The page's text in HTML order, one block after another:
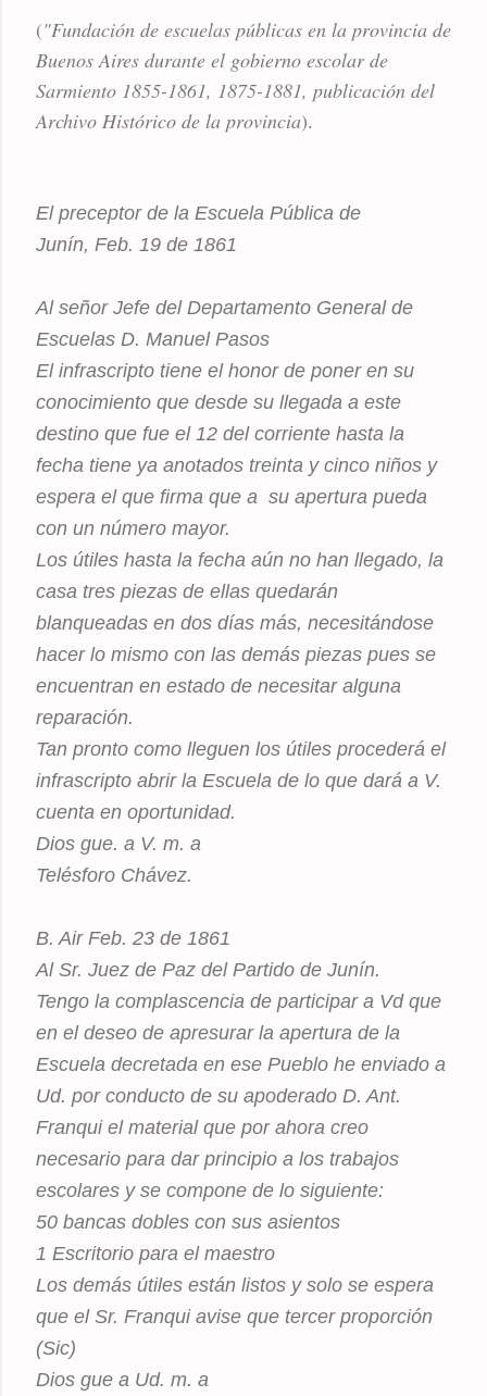
("Fundación de escuelas públicas en la provincia de
Buenos Aires durante el gobierno escolar de
Sarmiento 1855-1861, 1875-1881, publicación del
Archivo Histórico de la provincia).
El preceptor de la Escuela Pública de
Junín, Feb. 19 de 1861
Al señor Jefe del Departamento General de
Escuelas D. Manuel Pasos
El infrascripto tiene el honor de poner en su
conocimiento que desde su llegada a este
destino que fue el 12 del corriente hasta la
fecha tiene ya anotados treinta y cinco niños y
espera el que firma que a su apertura pueda
con un número mayor.
Los útiles hasta la fecha aún no han llegado, la
casa tres piezas de ellas quedarán
blanqueadas en dos días más, necesitándose
hacer lo mismo con las demás piezas pues se
encuentran en estado de necesitar alguna
reparación.
Tan pronto como lleguen los útiles procederá el
infrascripto abrir la Escuela de lo que dará a V.
cuenta en oportunidad.
Dios gue. a V. m. a
Telésforo Chávez.
B. Air Feb. 23 de 1861
Al Sr. Juez de Paz del Partido de Junín.
Tengo la complascencia de participar a Vd que
en el deseo de apresurar la apertura de la
Escuela decretada en ese Pueblo he enviado a
Ud. por conducto de su apoderado D. Ant.
Franqui el material que por ahora creo
necesario para dar principio a los trabajos
escolares y se compone de lo siguiente:
50 bancas dobles con sus asientos
1 Escritorio para el maestro
Los demás útiles están listos y solo se espera
que el Sr. Franqui avise que tercer proporción
(Sic)
Dios gue a Ud. m. a